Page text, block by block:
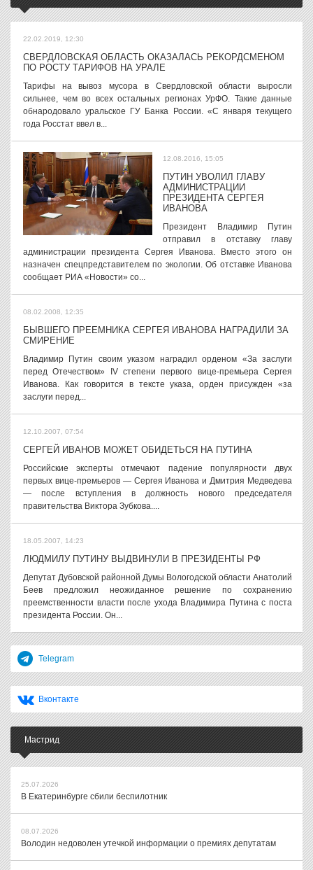
22.02.2019, 12:30
СВЕРДЛОВСКАЯ ОБЛАСТЬ ОКАЗАЛАСЬ РЕКОРДСМЕНОМ
ПО РОСТУ ТАРИФОВ НА УРАЛЕ
Тарифы на вывоз мусора в Свердловской области выросли
сильнее, чем во всех остальных регионах УрФО. Такие данные
обнародовало уральское ГУ Банка России. «С января текущего
года Росстат ввел в...
12.08.2016, 15:05
ПУТИН УВОЛИЛ ГЛАВУ
АДМИНИСТРАЦИИ
ПРЕЗИДЕНТА СЕРГЕЯ
ИВАНОВА
Президент Владимир Путин
отправил в отставку главу
администрации президента Сергея Иванова. Вместо этого он
назначен спецпредставителем по экологии. Об отставке Иванова
сообщает РИА «Новости» со...
08.02.2008, 12:35
БЫВШЕГО ПРЕЕМНИКА СЕРГЕЯ ИВАНОВА НАГРАДИЛИ ЗА
СМИРЕНИЕ
Владимир Путин своим указом наградил орденом «За заслуги
перед Отечеством» IV степени первого вице-премьера Сергея
Иванова. Как говорится в тексте указа, орден присужден «за
заслуги перед...
12.10.2007, 07:54
СЕРГЕЙ ИВАНОВ МОЖЕТ ОБИДЕТЬСЯ НА ПУТИНА
Российские эксперты отмечают падение популярности двух
первых вице-премьеров — Сергея Иванова и Дмитрия Медведева
— после вступления в должность нового председателя
правительства Виктора Зубкова....
18.05.2007, 14:23
ЛЮДМИЛУ ПУТИНУ ВЫДВИНУЛИ В ПРЕЗИДЕНТЫ РФ
Депутат Дубовской районной Думы Вологодской области Анатолий
Беев предложил неожиданное решение по сохранению
преемственности власти после ухода Владимира Путина с поста
президента России. Он...
Telegram
Вконтакте
Мастрид
25.07.2026
В Екатеринбурге сбили беспилотник
08.07.2026
Володин недоволен утечкой информации о премиях депутатам